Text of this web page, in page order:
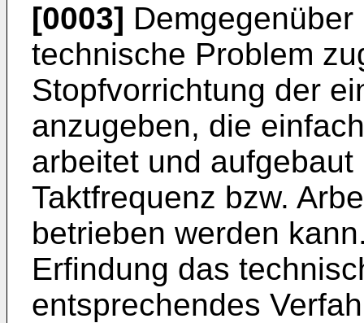
[0003]
technische Problem
Stopfvorrichtung der
anzugeben, die
arbeitet und
Taktfrequenz bzw.
betrieben werden
Erfindung das
entsprechendes